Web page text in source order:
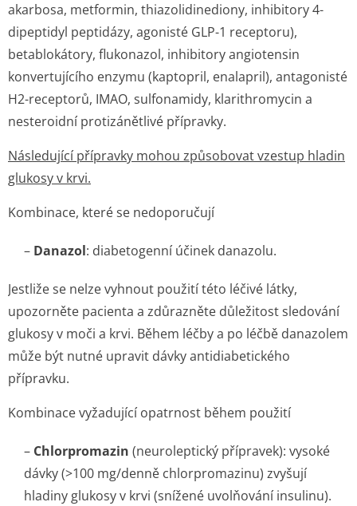
akarbosa, metformin, thiazolidinediony, inhibitory 4-
dipeptidyl peptidázy, agonisté GLP-1 receptoru),
betablokátory, flukonazol, inhibitory angiotensin
konvertujícího enzymu (kaptopril, enalapril), antagonisté
H2-receptorů, IMAO, sulfonamidy, klarithromycin a
nesteroidní protizánětlivé přípravky.
Následující přípravky mohou způsobovat vzestup hladin
glukosy v krvi.
Kombinace, které se nedoporučují
– Danazol: diabetogenní účinek danazolu.
Jestliže se nelze vyhnout použití této léčivé látky,
upozorněte pacienta a zdůrazněte důležitost sledování
glukosy v moči a krvi. Během léčby a po léčbě danazolem
může být nutné upravit dávky antidiabetického
přípravku.
Kombinace vyžadující opatrnost během použití
– Chlorpromazin (neuroleptický přípravek): vysoké
dávky (>100 mg/denně chlorpromazinu) zvyšují
hladiny glukosy v krvi (snížené uvolňování insulinu).